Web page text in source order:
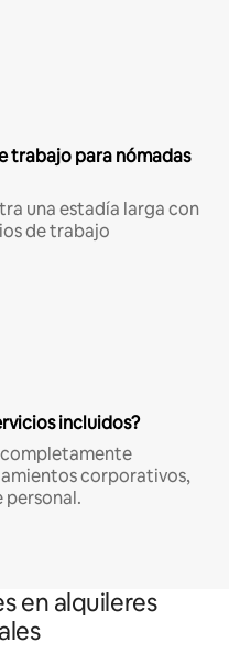
trabajo para nómadas
una estadía larga con
de trabajo
incluidos?
corporativos,
en alquileres